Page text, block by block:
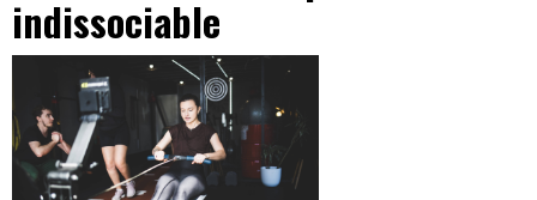
indissociable